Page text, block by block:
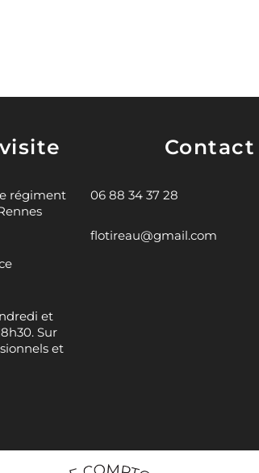
régiment
et
Sur
et
Contact
06 88 34 37 28
flotireau@gmail.com